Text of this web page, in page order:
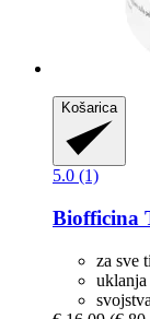
Košarica
5.0 (1)
Biofficina
za sve
uklanja